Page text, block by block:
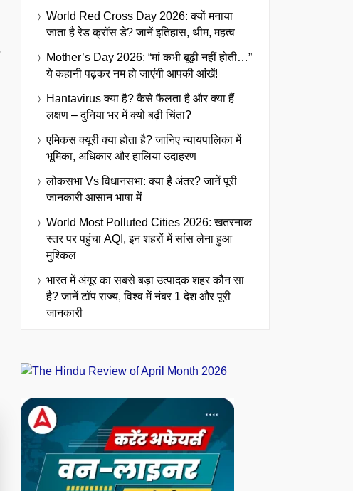
World Red Cross Day 2026: क्यों मनाया
जाता है रेड क्रॉस डे? जानें इतिहास, थीम, महत्व
Mother’s Day 2026: “मां कभी बूढ़ी नहीं होती…”
ये कहानी पढ़कर नम हो जाएंगी आपकी आंखें!
Hantavirus क्या है? कैसे फैलता है और क्या हैं
लक्षण – दुनिया भर में क्यों बढ़ी चिंता?
एमिकस क्यूरी क्या होता है? जानिए न्यायपालिका में
भूमिका, अधिकार और हालिया उदाहरण
लोकसभा Vs विधानसभा: क्या है अंतर? जानें पूरी
जानकारी आसान भाषा में
World Most Polluted Cities 2026: खतरनाक
स्तर पर पहुंचा AQI, इन शहरों में सांस लेना हुआ
मुश्किल
भारत में अंगूर का सबसे बड़ा उत्पादक शहर कौन सा
है? जानें टॉप राज्य, विश्व में नंबर 1 देश और पूरी
जानकारी